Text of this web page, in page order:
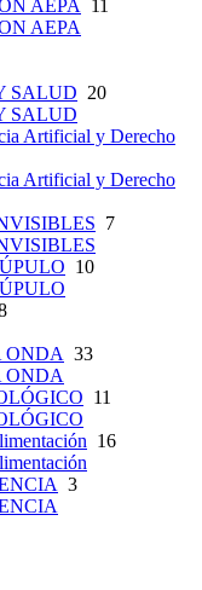
AEPA 11
AEPA
SALUD 20
SALUD
Artificial y Derecho
Artificial y Derecho
7
10
ONDA 33
ONDA
11
16
3